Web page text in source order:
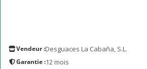
Vendeur :Desguaces La Cabaña, S.L.
Garantie :12 mois